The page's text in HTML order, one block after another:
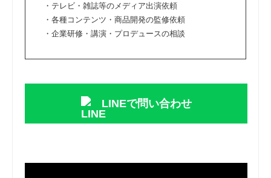
・テレビ・雑誌等のメディア出演依頼
・各種コンテンツ・商品開発の監修依頼
・企業研修・講演・プロデュースの相談
LINEで問い合わせ